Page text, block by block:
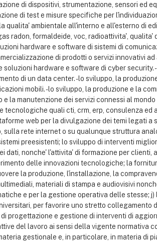
di dispositivi, strumentazione, sensori ed
di test e misure specifiche per
ambientale all'interno e all'esterno di
radon, formaldeide, voc, radioattivita',
hardware e software di sistemi di
di prodotti o servizi innovativi
hardware e software di cyber security.
di un data center. - lo sviluppo, la
mobili. - lo sviluppo, la produzione e la
la manutenzione dei servizi connessi al
quali cti, crm, erp, consulenza ed
web per la divulgazione dei temi legati a
rete internet o su qualunque struttura
preesistenti; lo sviluppo di interventi
nonche' l'attivita' di formazione per clienti,
delle innovazioni tecnologiche; la
la produzione, l'installazione, la
materiali di stampa e audiovisivi
e per la gestione operativa delle stesse;
per favorire uno stretto collegamento
progettazione e gestione di interventi di
del lavoro ai sensi della vigente normativa
gestionale e, in particolare, in materia di